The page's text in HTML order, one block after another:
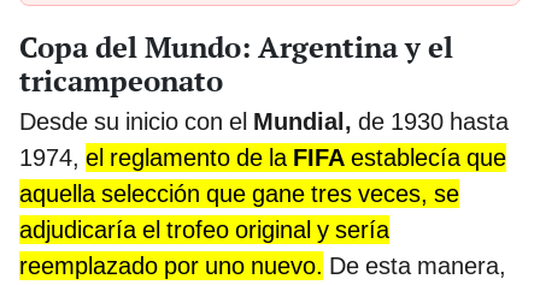
Copa del Mundo: Argentina y el
tricampeonato
Desde su inicio con el Mundial, de 1930 hasta
1974, el reglamento de la FIFA establecía que
aquella selección que gane tres veces, se
adjudicaría el trofeo original y sería
reemplazado por uno nuevo. De esta manera,